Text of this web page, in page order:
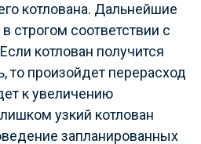
котлована. Дальнейшие
строгом соответствии с
котлован получится
то произойдет перерасход
к увеличению
узкий котлован
запланированных